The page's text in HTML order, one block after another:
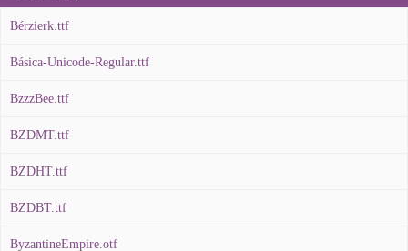
Bérzierk.ttf
Básica-Unicode-Regular.ttf
BzzzBee.ttf
BZDMT.ttf
BZDHT.ttf
BZDBT.ttf
ByzantineEmpire.otf